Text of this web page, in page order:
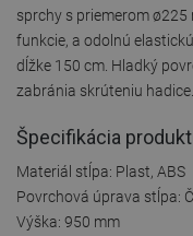
sprchy s priemerom
funkcie, a odolnú
dĺžke 150 cm. Hladký
zabránia skrúteniu hadice.
Špecifikácia
Materiál stĺpa: Plast, ABS
Povrchová úprava stĺpa:
Výška: 950 mm